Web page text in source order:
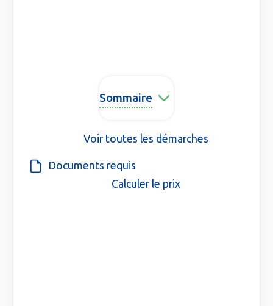
Sommaire
Voir toutes les démarches
Documents requis
Calculer le prix